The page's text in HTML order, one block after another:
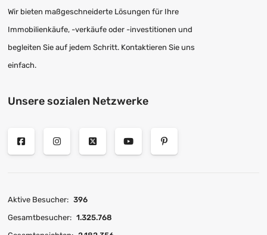
Wir bieten maßgeschneiderte Lösungen für Ihre
Immobilienkäufe, -verkäufe oder -investitionen und
begleiten Sie auf jedem Schritt. Kontaktieren Sie uns
einfach.
Unsere sozialen Netzwerke
Aktive Besucher: 396
Gesamtbesucher: 1.325.768